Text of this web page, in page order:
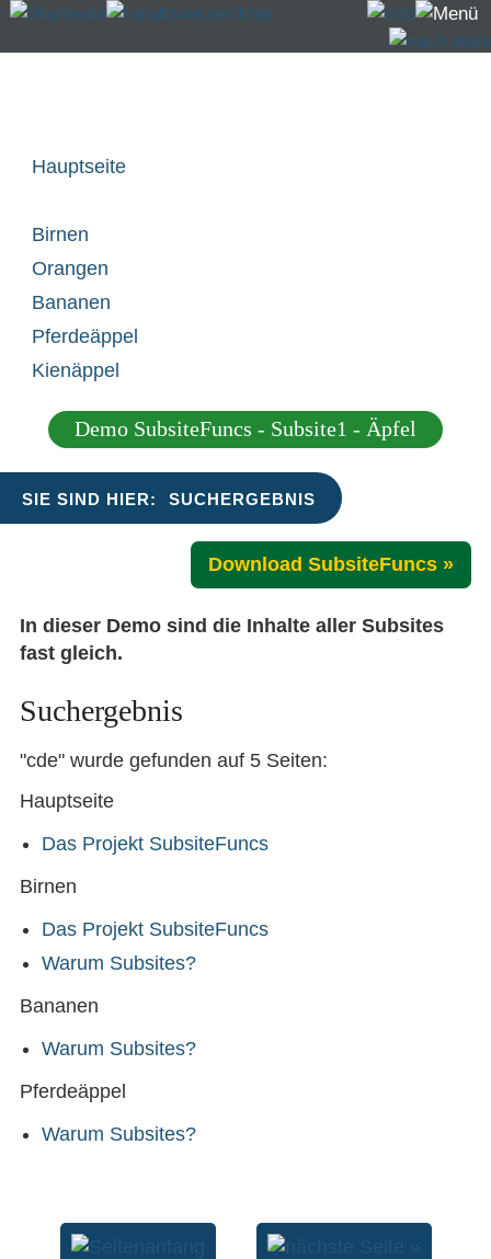
Hauptseite
Birnen
Orangen
Bananen
Pferdeäppel
Kienäppel
Demo SubsiteFuncs - Subsite1 - Äpfel
SIE SIND HIER: SUCHERGEBNIS
Download SubsiteFuncs »
In dieser Demo sind die Inhalte aller Subsites
fast gleich.
Suchergebnis
"cde" wurde gefunden auf 5 Seiten:
Hauptseite
Das Projekt SubsiteFuncs
Birnen
Das Projekt SubsiteFuncs
Warum Subsites?
Bananen
Warum Subsites?
Pferdeäppel
Warum Subsites?